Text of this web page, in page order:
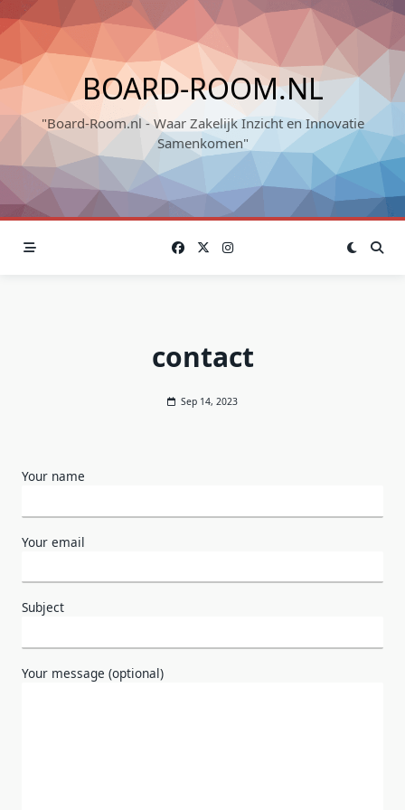
Skip
to
content
BOARD-ROOM.NL
"Board-Room.nl - Waar Zakelijk Inzicht en Innovatie
Samenkomen"
contact
Sep 14, 2023
Your name
Your email
Subject
Your message (optional)